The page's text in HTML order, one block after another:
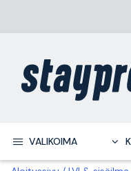
VALIKOIMA